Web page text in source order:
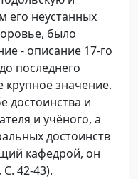
его неустанных
было
- описание 17-го
последнего
крупное значение.
достоинства и
и учёного, а
достоинств
кафедрой, он
42-43).